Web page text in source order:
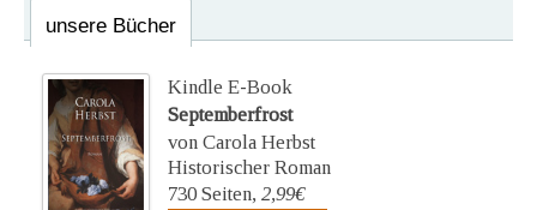
unsere Bücher
Kindle E-Book
Septemberfrost
von Carola Herbst
Historischer Roman
730 Seiten, 2,99€